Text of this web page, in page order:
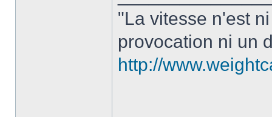
"La vitesse n'est
provocation ni un
http://